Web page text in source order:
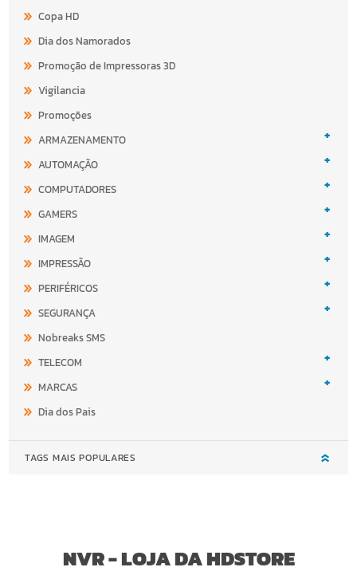
Copa HD
Dia dos Namorados
Promoção de Impressoras 3D
Vigilancia
Promoções
ARMAZENAMENTO
+
AUTOMAÇÃO +
COMPUTADORES +
GAMERS +
IMAGEM +
IMPRESSÃO +
PERIFÉRICOS +
SEGURANÇA +
Nobreaks SMS
TELECOM
+
MARCAS +
Dia dos Pais
TAGS MAIS POPULARES
NVR - LOJA DA HDSTORE